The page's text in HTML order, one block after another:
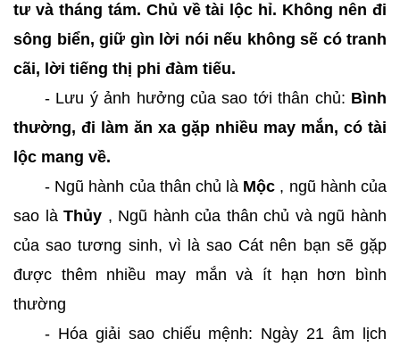
tư và tháng tám. Chủ về tài lộc hỉ. Không nên đi
sông biển, giữ gìn lời nói nếu không sẽ có tranh
cãi, lời tiếng thị phi đàm tiếu.
- Lưu ý ảnh hưởng của sao tới thân chủ: Bình
thường, đi làm ăn xa gặp nhiều may mắn, có tài
lộc mang về.
- Ngũ hành của thân chủ là Mộc , ngũ hành của
sao làThủy , Ngũ hành của thân chủ và ngũ hành
của sao tương sinh, vì là sao Cát nên bạn sẽ gặp
được thêm nhiều may mắn và ít hạn hơn bình
thường
- Hóa giải sao chiếu mệnh: Ngày 21 âm lịch